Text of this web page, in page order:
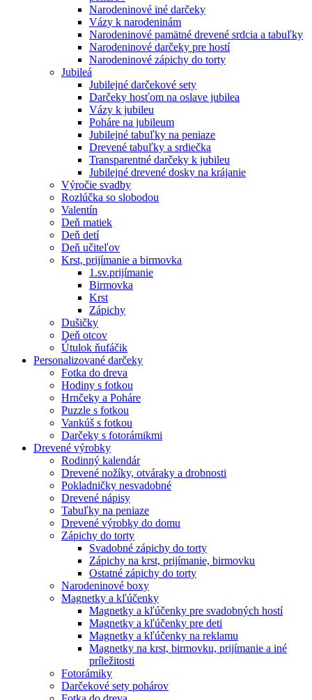
Narodeninové iné darčeky
Vázy k narodeninám
Narodeninové pamätné drevené srdcia a tabuľky
Narodeninové darčeky pre hostí
Narodeninové zápichy do torty
Jubileá
Jubilejné darčekové sety
Darčeky hosťom na oslave jubilea
Vázy k jubileu
Poháre na jubileum
Jubilejné tabuľky na peniaze
Drevené tabuľky a srdiečka
Transparentné darčeky k jubileu
Jubilejné drevené dosky na krájanie
Výročie svadby
Rozlúčka so slobodou
Valentín
Deň matiek
Deň detí
Deň učiteľov
Krst, prijímanie a birmovka
1.sv.prijímanie
Birmovka
Krst
Zápichy
Dušičky
Deň otcov
Útulok ňufáčik
Personalizované darčeky
Fotka do dreva
Hodiny s fotkou
Hrnčeky a Poháre
Puzzle s fotkou
Vankúš s fotkou
Darčeky s fotorámikmi
Drevené výrobky
Rodinný kalendár
Drevené nožíky, otváraky a drobnosti
Pokladničky nesvadobné
Drevené nápisy
Tabuľky na peniaze
Drevené výrobky do domu
Zápichy do torty
Svadobné zápichy do torty
Zápichy na krst, prijímanie, birmovku
Ostatné zápichy do torty
Narodeninové boxy
Magnetky a kľúčenky
Magnetky a kľúčenky pre svadobných hostí
Magnetky a kľúčenky pre deti
Magnetky a kľúčenky na reklamu
Magnetky na krst, birmovku, prijímanie a iné
príležitosti
Fotorámiky
Darčekové sety pohárov